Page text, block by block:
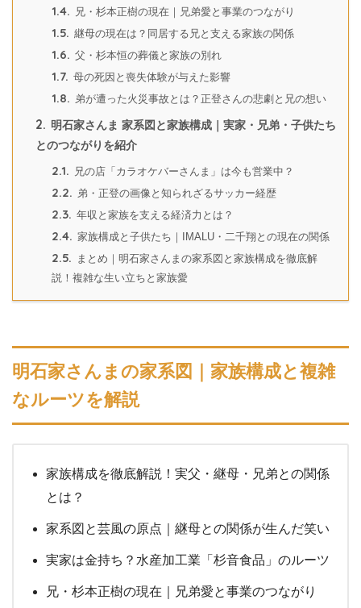
1.4. 兄・杉本正樹の現在｜兄弟愛と事業のつながり
1.5. 継母の現在は？同居する兄と支える家族の関係
1.6. 父・杉本恒の葬儀と家族の別れ
1.7. 母の死因と喪失体験が与えた影響
1.8. 弟が遭った火災事故とは？正登さんの悲劇と兄の想い
2. 明石家さんま 家系図と家族構成｜実家・兄弟・子供たち
とのつながりを紹介
2.1. 兄の店「カラオケバーさんま」は今も営業中？
2.2. 弟・正登の画像と知られざるサッカー経歴
2.3. 年収と家族を支える経済力とは？
2.4. 家族構成と子供たち｜IMALU・二千翔との現在の関係
2.5. まとめ｜明石家さんまの家系図と家族構成を徹底解
説！複雑な生い立ちと家族愛
明石家さんまの家系図｜家族構成と複雑
なルーツを解説
家族構成を徹底解説！実父・継母・兄弟との関係
とは？
家系図と芸風の原点｜継母との関係が生んだ笑い
実家は金持ち？水産加工業「杉音食品」のルーツ
兄・杉本正樹の現在｜兄弟愛と事業のつながり